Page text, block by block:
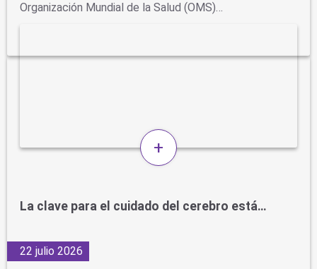
Organización Mundial de la Salud (OMS)…
+
La clave para el cuidado del cerebro está…
22 julio 2026